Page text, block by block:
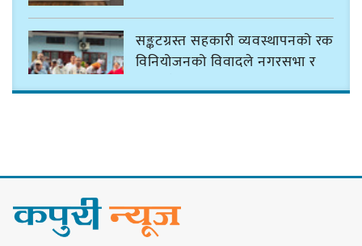
सङ्कटग्रस्त सहकारी व्यवस्थापनको रकम
विनियोजनको विवादले नगरसभा र
आपत्ति, नगरसभा स्थगित भएकोमा
क्षमायाचना